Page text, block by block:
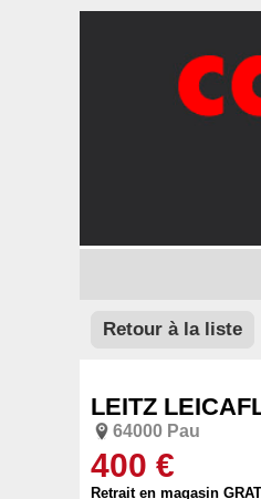
Retour à la liste
LEITZ
64000 Pau
400 €
Retrait en magasin